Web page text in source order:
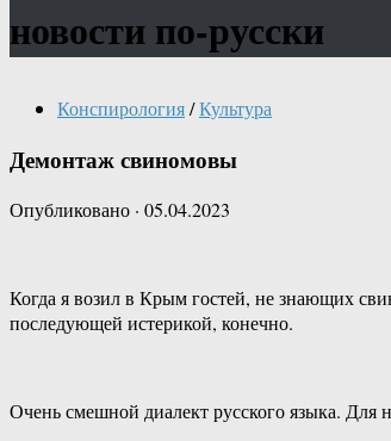
новости по-русски
Конспирология/Культура
Демонтаж свиномовы
Опубликовано · 05.04.2023
Когда я возил в Крым гостей, не знающих
последующей истерикой, конечно.
Очень смешной диалект русского языка. Для